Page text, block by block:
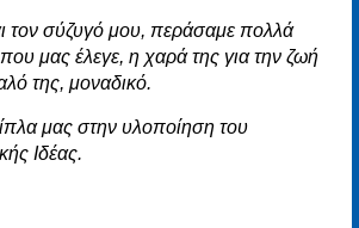
τον σύζυγό μου, περάσαμε πολλά
μας έλεγε, η χαρά της για την ζωή
της, μοναδικό.
μας στην υλοποίηση του
Ιδέας.